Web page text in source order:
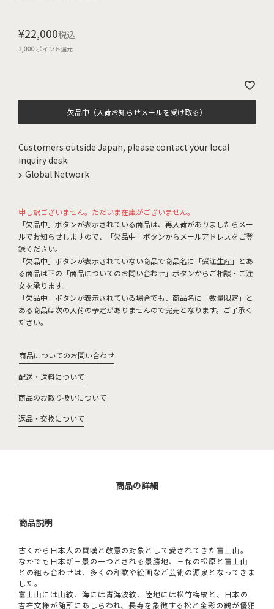
¥22,000税込
1,000ポイント還元
欠品中（入荷お知らせメールを受け取る）
Customers outside Japan, please contact your local
inquiry desk.
Global Network
申し訳ございません。ただいま在庫がございません。
「欠品中」ボタンが表示されている商品は、再入荷がありましたらメー
ルでお知らせしますので、「欠品中」ボタンからメールアドレスをご登
録ください。
「欠品中」ボタンが表示されていない商品で商品名に「受注生産」とあ
る商品は下の「商品についてのお問い合わせ」ボタンからご相談・ご注
文を承ります。
「欠品中」ボタンが表示されている場合でも、商品名に「数量限定」と
ある商品は次の入荷の予定がありませんので完売となります。ご了承く
ださい。
商品についてのお問い合わせ
配送・送料について
商品のお取り扱いについて
返品・交換について
商品の詳細
商品説明
古くから日本人の賛嘆と敬意の対象として愛されてきた富士山。
なかでも日本新三景の一つとされる景勝地、三保の松原と富士山
との組み合わせは、多くの和歌や絵画など芸術の源泉となってきま
した。
富士山には山紋、海には青海波紋、陸地には松竹梅紋と、日本の
吉祥文様が随所にあしらわれ、長寿を象徴する松と金彩の鶴が優雅